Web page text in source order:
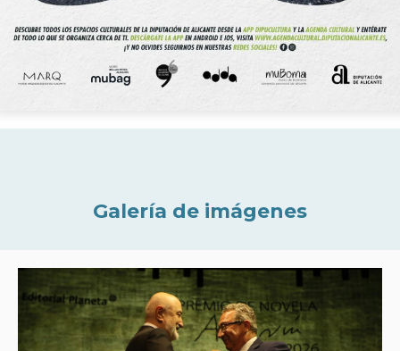
Galería de imágenes